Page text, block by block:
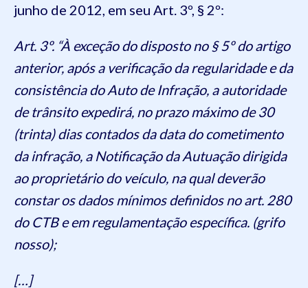
junho de 2012, em seu Art. 3º, § 2º:
Art. 3º. “À exceção do disposto no § 5º do artigo
anterior, após a verificação da regularidade e da
consistência do Auto de Infração, a autoridade
de trânsito expedirá, no prazo máximo de 30
(trinta) dias contados da data do cometimento
da infração, a Notificação da Autuação dirigida
ao proprietário do veículo, na qual deverão
constar os dados mínimos definidos no art. 280
do CTB e em regulamentação específica. (grifo
nosso);
[…]